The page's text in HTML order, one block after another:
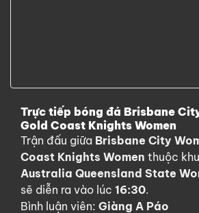
Trực tiếp bóng đá Brisbane
Gold Coast Knights Women
Trận đấu giữa Brisbane City
Coast Knights Women thuộc
Australia Queensland State
sẽ diễn ra vào lúc 16:30.
Bình luận viên: Giàng A Páo